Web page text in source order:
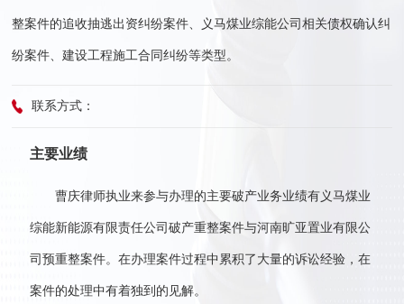
整案件的追收抽逃出资纠纷案件、义马煤业综能公司相关债权确认纠
纷案件、建设工程施工合同纠纷等类型。
联系方式：
主要业绩
曹庆律师执业来参与办理的主要破产业务业绩有义马煤业
综能新能源有限责任公司破产重整案件与河南旷亚置业有限公
司预重整案件。在办理案件过程中累积了大量的诉讼经验，在
案件的处理中有着独到的见解。